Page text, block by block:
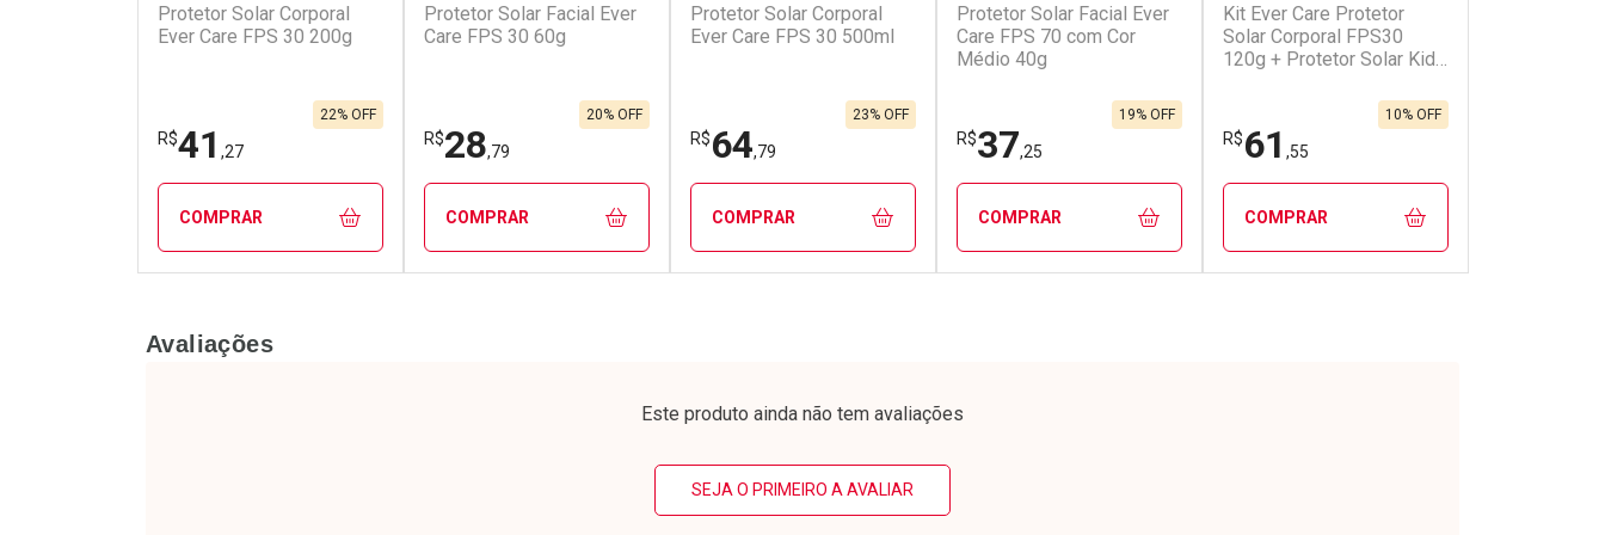
Ativar Desconto
Por R$ 64,31/cada
Por R$ 64,31/cada
Ativar Desconto
Por R$ 56,27/cada
Por R$ 56,27/cada
Ativar Desconto
Por R$ 193,92/cada
Por R$ 193,92/cada
Ativar Desconto
Por R$ 12,20/cada
Por R$ 12,20/cada
Ativar Desconto
Por R$ 10,71/cada
Por R$ 10,71/cada
Protetor Solar Corporal
Ever Care FPS 30 200g
R$41 ,27
22% OFF
COMPRAR
Laboratório
Por Menos
Protetor Solar Facial Ever
Care FPS 30 60g
R$28,79
20% OFF
COMPRAR
Protetor Solar Corporal
Ever Care FPS 30 500ml
R$64,79
23% OFF
COMPRAR
Protetor Solar Facial Ever
Care FPS 70 com Cor
Médio 40g
R$37,25
19% OFF
COMPRAR
Kit Ever Care Protetor
Solar Corporal FPS30
120g + Protetor Solar Kids
R$61 ,55
10% OFF
COMPRAR
Avaliações
Este produto ainda não tem avaliações
SEJA O PRIMEIRO A AVALIAR